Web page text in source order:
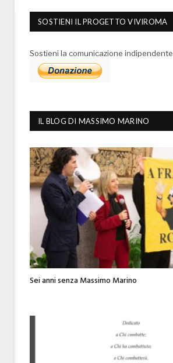
SOSTIENI IL PROGETTO VIVIROMA
Sostieni la comunicazione indipendente
IL BLOG DI MASSIMO MARINO
Sei anni senza Massimo Marino